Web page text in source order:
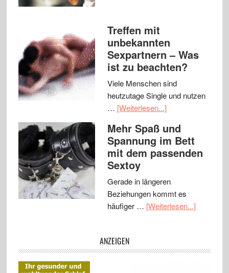
Treffen mit
unbekannten
Sexpartnern – Was
ist zu beachten?
Viele Menschen sind
heutzutage Single und nutzen
… [Weiterlesen...]
Mehr Spaß und
Spannung im Bett
mit dem passenden
Sextoy
Gerade in längeren
Beziehungen kommt es
häufiger … [Weiterlesen...]
ANZEIGEN